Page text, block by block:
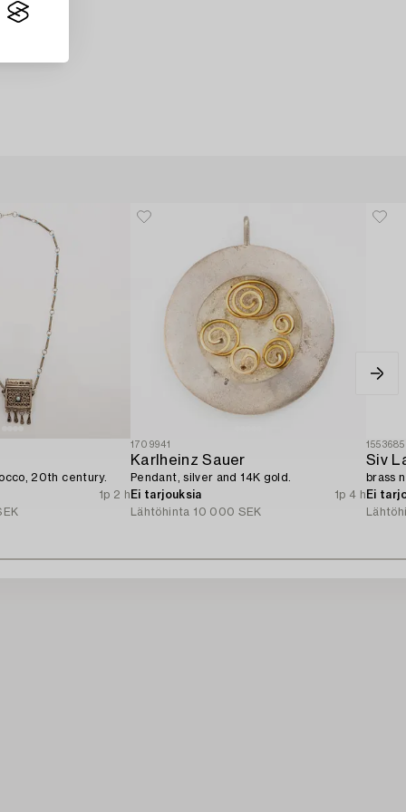
20th century.
1p 2 h
1709941
Karlheinz Sauer
Pendant, silver and 14K gold.
Ei tarjouksia
1p 4 h
Lähtöhinta 10 000 SEK
1553685
Siv
brass
Ei